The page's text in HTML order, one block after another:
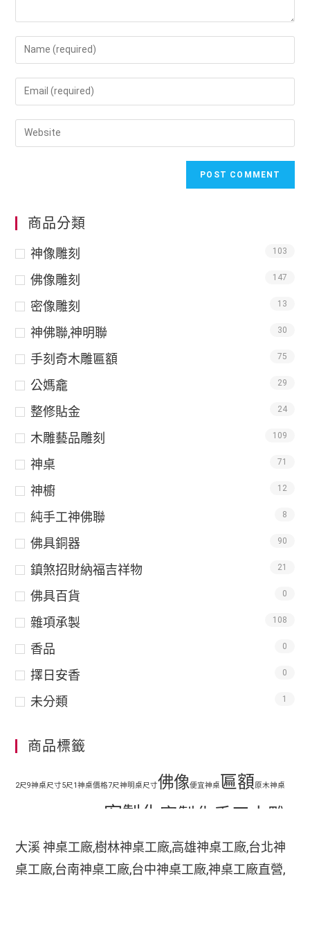
商品分類
神像雕刻 103
佛像雕刻 147
密像雕刻 13
神佛聯,神明聯 30
手刻奇木雕匾額 75
公媽龕 29
整修貼金 24
木雕藝品雕刻 109
神桌 71
神櫥 12
純手工神佛聯 8
佛具銅器 90
鎮煞招財納福吉祥物 21
佛具百貨 0
雜項承製 108
香品 0
擇日安香 0
未分類 1
商品標籤
2尺9神桌尺寸5尺1神桌價格7尺神明桌尺寸佛像便宜神桌匾額原木神桌
客製化 客製化手工木雕
匾額客製化手工雕刻匾額客製化整修貼金彩
手工木
大溪 神桌工廠,樹林神桌工廠,高雄神桌工廠,台北神
桌工廠,台南神桌工廠,台中神桌工廠,神桌工廠直營,